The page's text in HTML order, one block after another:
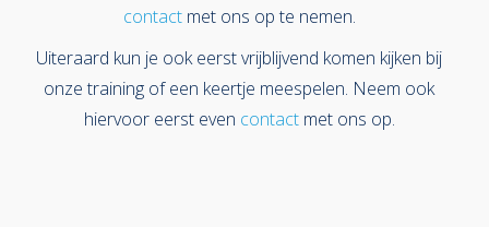
contactmet ons op te nemen.
Uiteraard kun je ook eerst vrijblijvend komen kijken bij
onze training of een keertje meespelen. Neem ook
hiervoor eerst even contactmet ons op.